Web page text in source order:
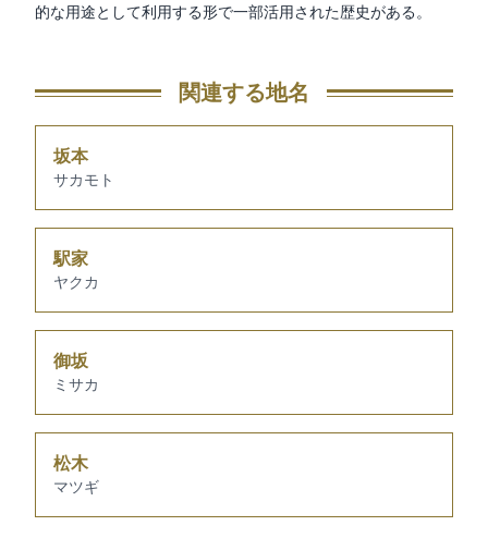
的な用途として利用する形で一部活用された歴史がある。
関連する地名
坂本
サカモト
駅家
ヤクカ
御坂
ミサカ
松木
マツギ